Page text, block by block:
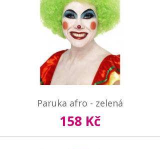
Paruka afro - zelená
158 Kč